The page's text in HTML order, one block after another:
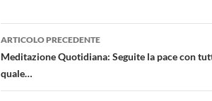
Navigazione
articolo
ARTICOLO PRECEDENTE
Meditazione Quotidiana: Seguite la pace con
quale…